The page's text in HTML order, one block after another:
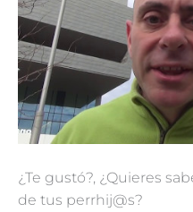
¿Te gustó?, ¿Quieres
de tus perrhij@s?